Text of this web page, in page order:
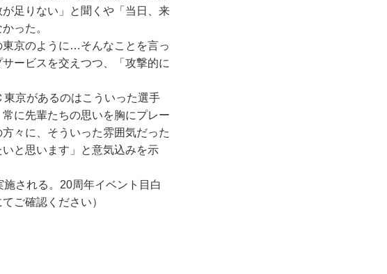
足りない」と聞くや「当日、来
った。
京のように…そんなことを言っ
ービスを交えつつ、「攻撃的に
京があるのはこういった選手
に先輩たちの思いを胸にプレー
々に、そういった雰囲気だった
と思います」と意気込みを示
される。20周年イベント目白
ご確認ください）